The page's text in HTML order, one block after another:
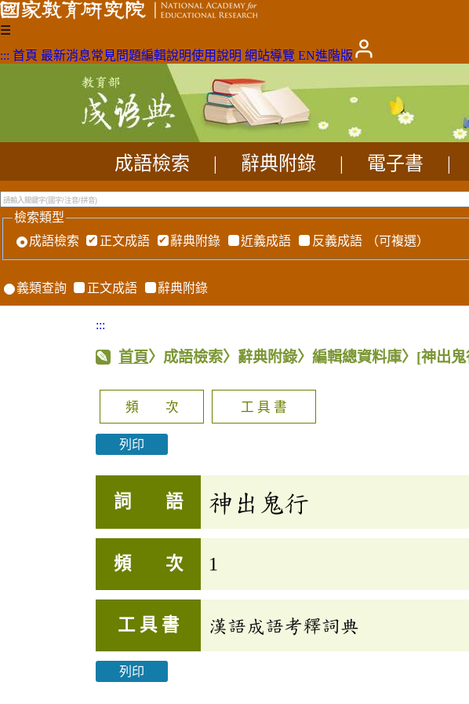
☰
::: 首頁 最新消息常見問題編輯說明使用說明 網站導覽 EN進階版
成語檢索 辭典附錄 電子書
檢索類型
成語檢索
正文成語 辭典附錄 近義成語 反義成語 （可複選）
義類查詢 正文成語 辭典附錄
:::
首頁〉成語檢索〉辭典附錄〉編輯總資料庫〉 [神出鬼
頻 次 工 具 書
列印
詞 語 神出鬼行
頻 次 1
工 具 書 漢語成語考釋詞典
列印